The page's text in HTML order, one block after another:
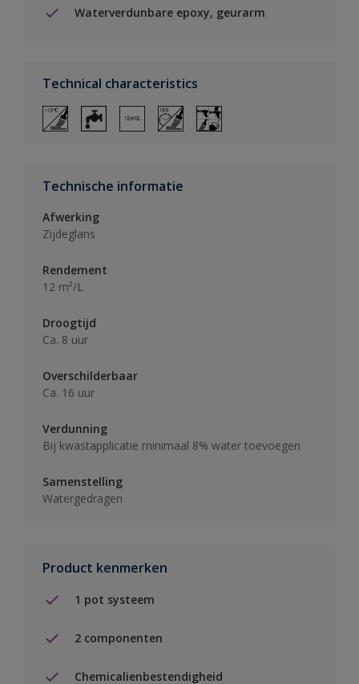
Waterverdunbare epoxy, geurarm
Technical characteristics
Technische informatie
Afwerking
Zijdeglans
Rendement
12 m²/L
Droogtijd
Ca. 8 uur
Overschilderbaar
Ca. 16 uur
Verdunning
Bij kwastapplicatie minimaal 8% water toevoegen
Samenstelling
Watergedragen
Product kenmerken
1 pot systeem
2 componenten
Chemicalienbestendigheid